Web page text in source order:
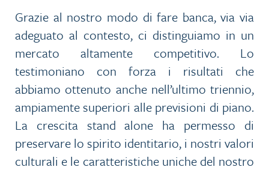
Grazie al nostro modo di fare banca, via via
adeguato al contesto, ci distinguiamo in un
mercato altamente competitivo. Lo
testimoniano con forza i risultati che
abbiamo ottenuto anche nell’ultimo triennio,
ampiamente superiori alle previsioni di piano.
La crescita stand alone ha permesso di
preservare lo spirito identitario, i nostri valori
culturali e le caratteristiche uniche del nostro